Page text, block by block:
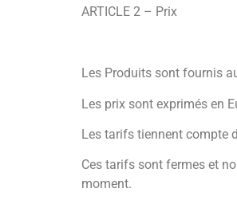
ARTICLE 2 – Prix
Les Produits sont fournis
Les prix sont exprimés en
Les tarifs tiennent compte
Ces tarifs sont fermes et
moment.